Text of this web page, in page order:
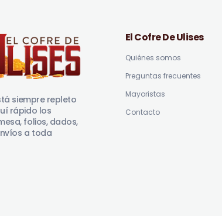
siempre repleto
rápido los
folios, dados,
a toda
El Cofre De Ulises
Quiénes somos
Preguntas frecuentes
Mayoristas
Contacto